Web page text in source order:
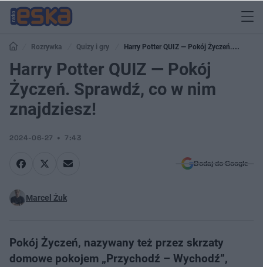
Rozrywka Quizy i gry
Harry Potter QUIZ — Pokój Życzeń.
Sprawdź, co w nim znajdziesz!
Harry Potter QUIZ — Pokój
Życzeń. Sprawdź, co w nim
znajdziesz!
2024-06-27 7:43
Dodaj do Google
Marcel Żuk
Pokój Życzeń, nazywany też przez skrzaty
domowe pokojem „Przychodź – Wychodź”,